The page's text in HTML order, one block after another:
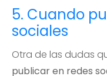
5. Cuando
sociales
Otra de las dudas
publicar en redes